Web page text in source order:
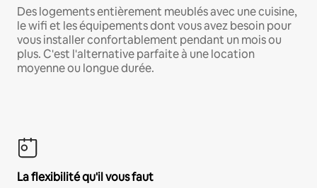
Des logements entièrement meublés avec une cuisine,
le wifi et les équipements dont vous avez besoin pour
vous installer confortablement pendant un mois ou
plus. C'est l'alternative parfaite à une location
moyenne ou longue durée.
La flexibilité qu'il vous faut